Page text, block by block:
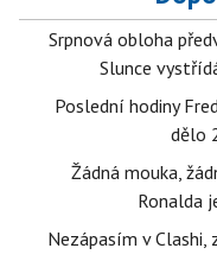
Srpnová obloha
Slunce
Poslední hodiny
dělo
Žádná mouka,
Ronalda
Nezápasím v